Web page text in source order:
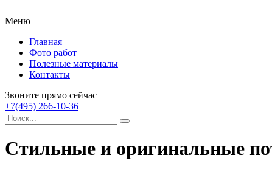
Меню
Главная
Фото работ
Полезные материалы
Контакты
Звоните прямо сейчас
+7(495) 266-10-36
Стильные и оригинальные